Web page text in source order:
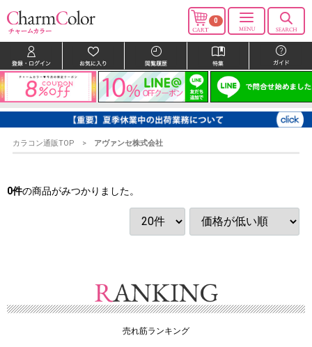
0
カラコン通販TOP アヴァンセ株式会社
0件の商品がみつかりました。
売れ筋ランキング